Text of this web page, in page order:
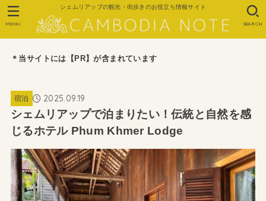
シェムリアップの観光・街歩きのお役立ち情報サイト
SEARCH
MENU
＊当サイトには【PR】が含まれています
宿泊 2025.09.19
シェムリアップで泊まりたい！伝統と自然を感
じるホテル Phum Khmer Lodge